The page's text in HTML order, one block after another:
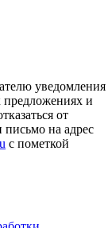
уведомления
предложениях и
от
на адрес
с пометкой